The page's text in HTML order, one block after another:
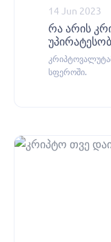
რა არის
სფეროში.
14 Jun 2023